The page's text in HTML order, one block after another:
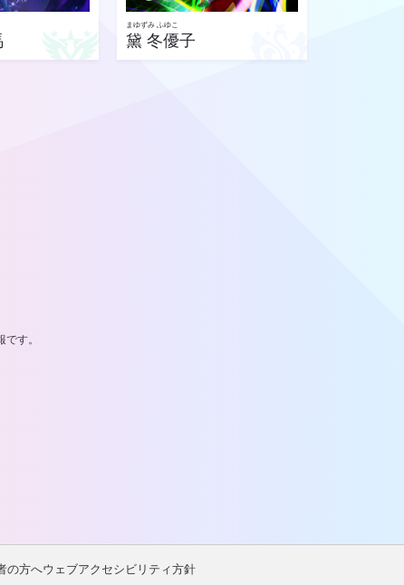
まゆずみ ふゆこ
黛 冬優子
す。
の方へウェブアクセシビリティ方針